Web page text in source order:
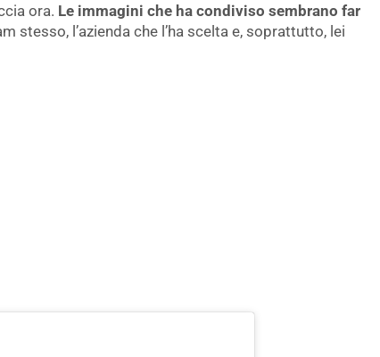
ora. Le immagini che ha condiviso sembrano far
stesso, l’azienda che l’ha scelta e, soprattutto, lei